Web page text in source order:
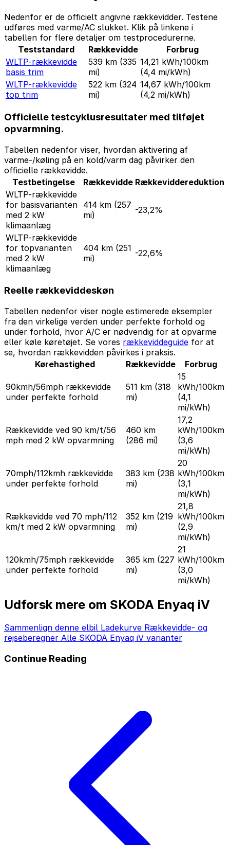
Nedenfor er de officielt angivne rækkevidder. Testene
udføres med varme/AC slukket. Klik på linkene i
tabellen for flere detaljer om testprocedurerne.
Teststandard
Rækkevidde
Forbrug
WLTP-rækkevidde
basis trim
539 km (335
mi)
14,21 kWh/100km
(4,4 mi/kWh)
WLTP-rækkevidde
top trim
522 km (324
mi)
14,67 kWh/100km
(4,2 mi/kWh)
Officielle testcyklusresultater med tilføjet
opvarmning.
Tabellen nedenfor viser, hvordan aktivering af
varme-/køling på en kold/varm dag påvirker den
officielle rækkevidde.
Testbetingelse
Rækkevidde Rækkeviddereduktion
WLTP-rækkevidde
for basisvarianten
med 2 kW
klimaanlæg
414 km (257
mi)
-23,2%
WLTP-rækkevidde
for topvarianten
med 2 kW
klimaanlæg
404 km (251
mi)
-22,6%
Reelle rækkeviddeskøn
Tabellen nedenfor viser nogle estimerede eksempler
fra den virkelige verden under perfekte forhold og
under forhold, hvor A/C er nødvendig for at opvarme
eller køle køretøjet. Se vores rækkeviddeguide for at
se, hvordan rækkevidden påvirkes i praksis.
Kørehastighed
Rækkevidde Forbrug
90kmh/56mph rækkevidde
under perfekte forhold
511 km (318
mi)
15
kWh/100km
(4,1
mi/kWh)
Rækkevidde ved 90 km/t/56
mph med 2 kW opvarmning
460 km
(286 mi)
17,2
kWh/100km
(3,6
mi/kWh)
70mph/112kmh rækkevidde
under perfekte forhold
383 km (238
mi)
20
kWh/100km
(3,1
mi/kWh)
Rækkevidde ved 70 mph/112
km/t med 2 kW opvarmning
352 km (219
mi)
21,8
kWh/100km
(2,9
mi/kWh)
120kmh/75mph rækkevidde
under perfekte forhold
365 km (227
mi)
21
kWh/100km
(3,0
mi/kWh)
Udforsk mere om SKODA Enyaq iV
Sammenlign denne elbil Ladekurve Rækkevidde- og
rejseberegner Alle SKODA Enyaq iV varianter
Continue Reading